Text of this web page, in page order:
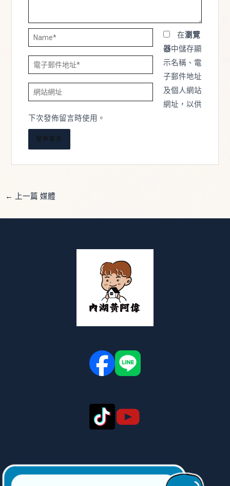
Name*
電
子
郵
件
地
址
網
站
網
址
在瀏覽
器中儲存顯
示名稱、電
子郵件地址
及個人網站
網址，以供
下次發佈留言時使用。
← 上一篇 媒體